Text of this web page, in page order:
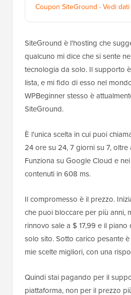
Coupon SiteGround · Vedi
SiteGround è l'hosting che
qualcuno mi dice che si sente
tecnologia da solo. Il supporto
lista, e mi fido di esso nel
WPBeginner stesso è
SiteGround.
È l'unica scelta in cui puoi
24 ore su 24, 7 giorni su 7, oltre
Funziona su Google Cloud e
contenuti in 608 ms.
Il compromesso è il prezzo.
che puoi bloccare per più anni,
rinnovo sale a $ 17,99 e il
solo sito. Sotto carico pesante
mie scelte migliori, con una
Quindi stai pagando per il
piattaforma, non per il prezzo